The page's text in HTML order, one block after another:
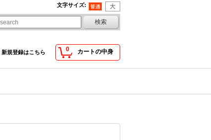
文字サイズ:
0 カートの中身
新規登録はこちら